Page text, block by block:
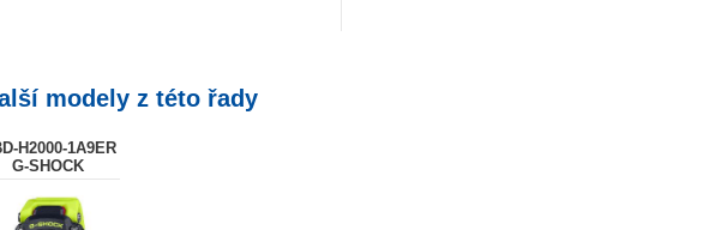
modely z této řady
H2000-1A9ER
G-SHOCK